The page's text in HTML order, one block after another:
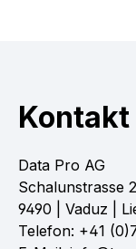
Kontakt
Data Pro AG
Schalunstrasse
9490 | Vaduz |
Telefon: +41